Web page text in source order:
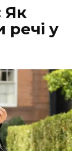
Як
речі у